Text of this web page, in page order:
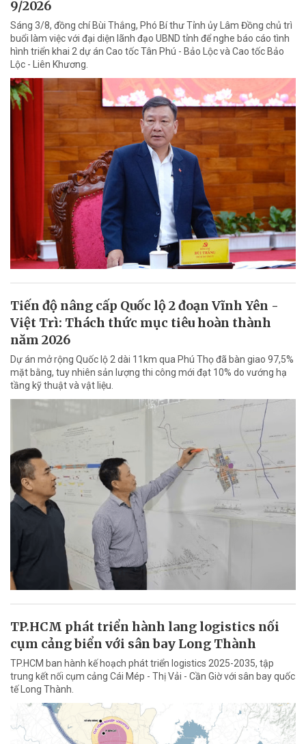
9/2026
Sáng 3/8, đồng chí Bùi Thắng, Phó Bí thư Tỉnh ủy Lâm Đồng chủ trì
buổi làm việc với đại diện lãnh đạo UBND tỉnh để nghe báo cáo tình
hình triển khai 2 dự án Cao tốc Tân Phú - Bảo Lộc và Cao tốc Bảo
Lộc - Liên Khương.
Tiến độ nâng cấp Quốc lộ 2 đoạn Vĩnh Yên -
Việt Trì: Thách thức mục tiêu hoàn thành
năm 2026
Dự án mở rộng Quốc lộ 2 dài 11km qua Phú Thọ đã bàn giao 97,5%
mặt bằng, tuy nhiên sản lượng thi công mới đạt 10% do vướng hạ
tầng kỹ thuật và vật liệu.
TP.HCM phát triển hành lang logistics nối
cụm cảng biển với sân bay Long Thành
TP.HCM ban hành kế hoạch phát triển logistics 2025-2035, tập
trung kết nối cụm cảng Cái Mép - Thị Vải - Cần Giờ với sân bay quốc
tế Long Thành.